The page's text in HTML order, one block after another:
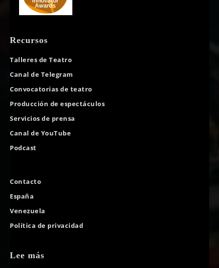
Recursos
Talleres de Teatro
Canal de Telegram
Convocatorias de teatro
Producción de espectáculos
Servicios de prensa
Canal de YouTube
Podcast
Contacto
España
Venezuela
Política de privacidad
Lee más